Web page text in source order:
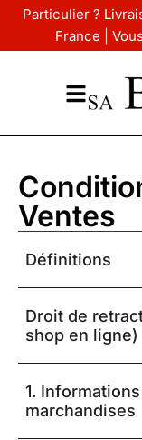
Particulier ?
France |
Ventes
Définitions
Droit de
shop en ligne)
1.
marchandises